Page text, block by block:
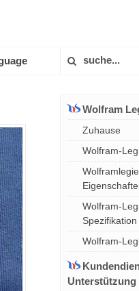
Wolfram
Zuhause
Wolfram-
Wolfram-
Spezifikation
Wolfram-
Unterstützung